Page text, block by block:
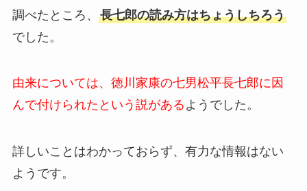
調べたところ、 長七郎の読み方はちょうしちろう
でした。
由来については、徳川家康の七男松平長七郎に因
んで付けられたという説がある ようでした。
詳しいことはわかっておらず、有力な情報はない
ようです。